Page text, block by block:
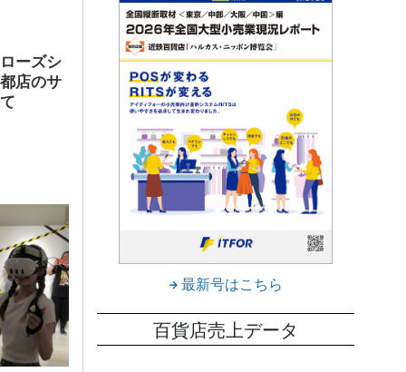
ーズシ
店のサ
最新号はこちら
百貨店売上データ